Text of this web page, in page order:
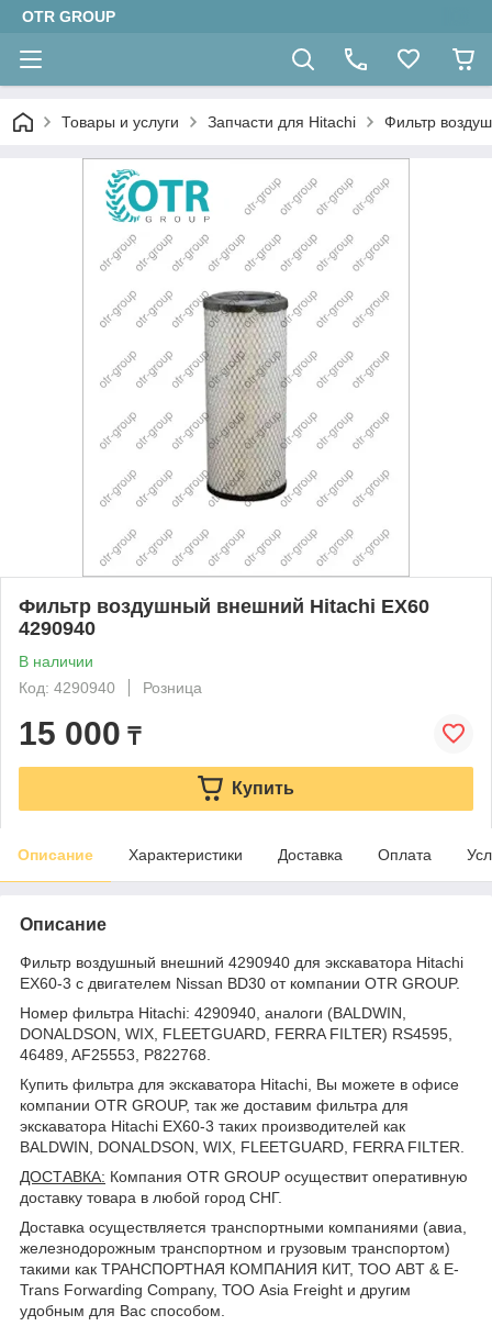
OTR GROUP
Товары и услуги Запчасти для Hitachi Фильтр
Фильтр воздушный внешний Hitachi EX60
4290940
В наличии
Код: 4290940
Розница
15 000 ₸
Купить
Описание Характеристики Доставка Оплата
Описание
Фильтр воздушный внешний 4290940 для экскаватора Hitachi
EX60-3 с двигателем Nissan BD30 от компании OTR GROUP.
Номер фильтра Hitachi: 4290940, аналоги (BALDWIN,
DONALDSON, WIX, FLEETGUARD, FERRA FILTER) RS4595,
46489, AF25553, P822768.
Купить фильтра для экскаватора Hitachi, Вы можете в офисе
компании OTR GROUP, так же доставим фильтра для
экскаватора Hitachi EX60-3 таких производителей как
BALDWIN, DONALDSON, WIX, FLEETGUARD, FERRA FILTER.
ДОСТАВКА: Компания OTR GROUP осуществит оперативную
доставку товара в любой город СНГ.
Доставка осуществляется транспортными компаниями (авиа,
железнодорожным транспортном и грузовым транспортом)
такими как ТРАНСПОРТНАЯ КОМПАНИЯ КИТ, ТОО ABT & E-
Trans Forwarding Company, ТОО Asia Freight и другим
удобным для Вас способом.